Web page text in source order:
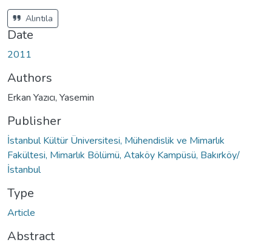
s
a
t
u
:
Alıntıla
Date
2011
Authors
Erkan Yazıcı, Yasemin
Publisher
İstanbul Kültür Üniversitesi, Mühendislik ve Mimarlık
Fakültesi, Mimarlık Bölümü, Ataköy Kampüsü, Bakırköy/
İstanbul
Type
Article
Abstract